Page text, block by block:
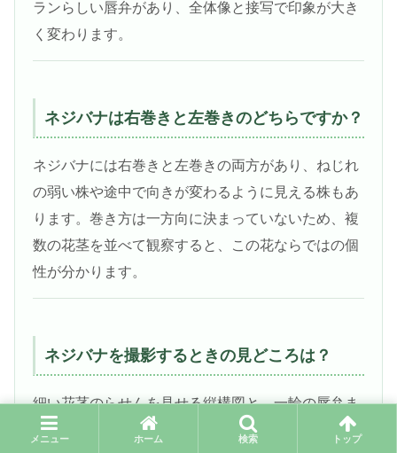
ランらしい唇弁があり、全体像と接写で印象が大き
く変わります。
ネジバナは右巻きと左巻きのどちらですか？
ネジバナには右巻きと左巻きの両方があり、ねじれ
の弱い株や途中で向きが変わるように見える株もあ
ります。巻き方は一方向に決まっていないため、複
数の花茎を並べて観察すると、この花ならではの個
性が分かります。
ネジバナを撮影するときの見どころは？
細い花茎のらせんを見せる縦構図と、一輪の唇弁ま
で分かる接写を撮り分けるのがポイントです。草地
メニュー ホーム 検索 トップ